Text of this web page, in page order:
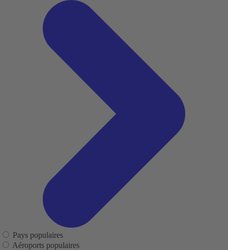
Pays populaires
Aéroports populaires